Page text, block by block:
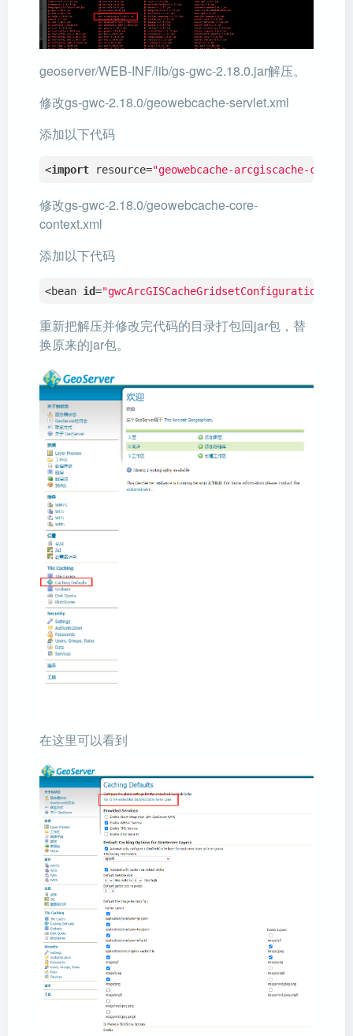
geoserver/WEB-INF/lib/gs-gwc-2.18.0.jar解压。
修改gs-gwc-2.18.0/geowebcache-servlet.xml
添加以下代码
<import resource="geowebcache-arcgiscache-
修改gs-gwc-2.18.0/geowebcache-core-
context.xml
添加以下代码
<bean id="gwcArcGISCacheGridsetConfiguration"
重新把解压并修改完代码的目录打包回jar包，替
换原来的jar包。
在这里可以看到